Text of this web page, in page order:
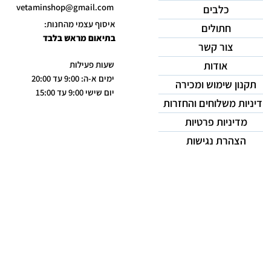
vetaminshop@gmail.com
איסוף עצמי מהחנות:
בתיאום מראש בלבד
שעות פעילות
ימים א-ה: 9:00 עד 20:00
יום שישי 9:00 עד 15:00
כלבים
חתולים
צור קשר
אודות
תקנון שימוש ומכירה
משלוחים והחזרות
מדיניות פרטיות
הצהרת נגישות